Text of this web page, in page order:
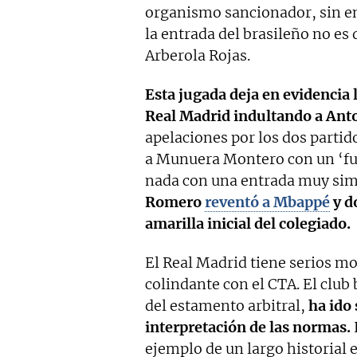
organismo sancionador, sin
la entrada del brasileño no
Arberola Rojas.
Esta jugada deja en evidencia
Real Madrid indultando a
apelaciones por los dos
a Munuera Montero con un
nada con una entrada muy
Romeroreventó a Mbappéy
amarilla inicial del colegiado.
El Real Madrid tiene serios
colindante con el CTA. El
del estamento arbitral, ha ido
interpretación de las normas.
ejemplo de un largo historial